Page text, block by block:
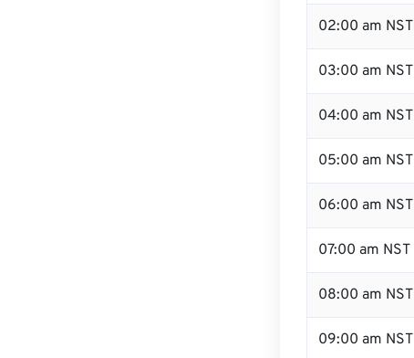
02:00 am NST
03:00 am NST
04:00 am NST
05:00 am NST
06:00 am NST
07:00 am NST
08:00 am NST
09:00 am NST